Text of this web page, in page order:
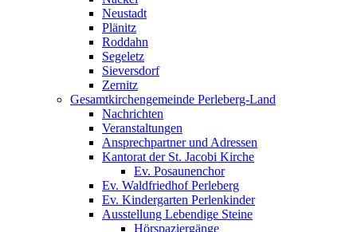
Neustadt
Plänitz
Roddahn
Segeletz
Sieversdorf
Zernitz
Gesamtkirchengemeinde Perleberg-Land
Nachrichten
Veranstaltungen
Ansprechpartner und Adressen
Kantorat der St. Jacobi Kirche
Ev. Posaunenchor
Ev. Waldfriedhof Perleberg
Ev. Kindergarten Perlenkinder
Ausstellung Lebendige Steine
Hörspaziergänge